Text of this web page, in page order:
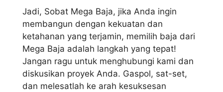
Jadi, Sobat Mega Baja, jika Anda ingin
membangun dengan kekuatan dan
ketahanan yang terjamin, memilih baja dari
Mega Baja adalah langkah yang tepat!
Jangan ragu untuk menghubungi kami dan
diskusikan proyek Anda. Gaspol, sat-set,
dan melesatlah ke arah kesuksesan